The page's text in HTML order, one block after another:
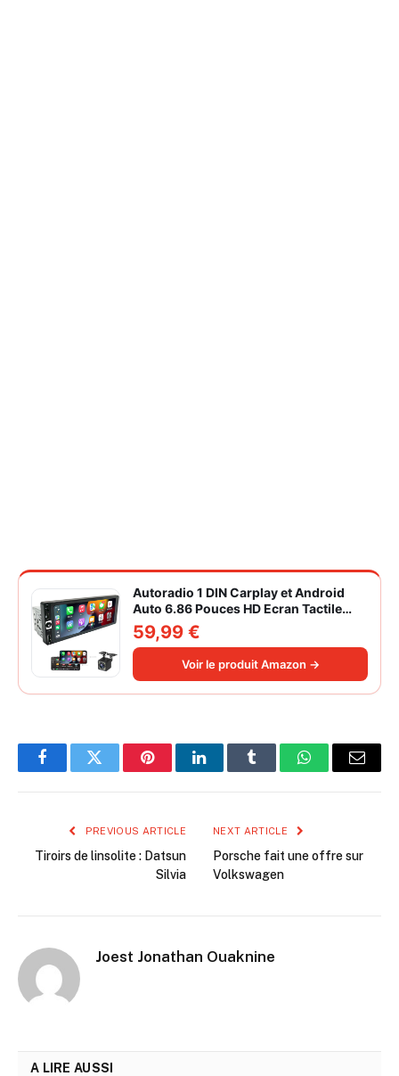
Autoradio 1 DIN Carplay et Android
Auto 6.86 Pouces HD Ecran Tactile
Poste Radio Voiture Soutien Lien
Miroir iOS/Android/Radio FM/USB/EQ
Autoradio Bluetooth Caméra de Recul
59,99 €
Voir le produit Amazon →
FacebookTwitter PinterestLinkedInTumblr WhatsAppEmail
PREVIOUS ARTICLE
Tiroirs de linsolite : Datsun
Silvia
NEXT ARTICLE
Porsche fait une offre sur
Volkswagen
Joest Jonathan Ouaknine
A LIRE AUSSI